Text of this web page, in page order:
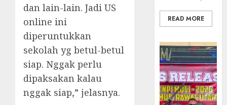
dan lain-lain. Jadi US
online ini
diperuntukkan
sekolah yg betul-betul
siap. Nggak perlu
dipaksakan kalau
nggak siap,” jelasnya.
READ MORE